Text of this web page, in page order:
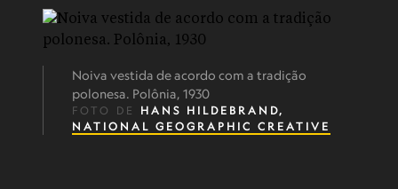
Noiva vestida de acordo com a tradição
polonesa. Polônia, 1930
FOTO DE HANS HILDEBRAND,
NATIONAL GEOGRAPHIC CREATIVE